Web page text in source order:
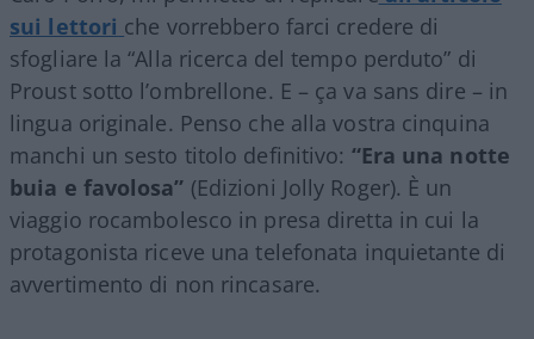
sui lettori che vorrebbero farci credere di
sfogliare la “Alla ricerca del tempo perduto” di
Proust sotto l’ombrellone. E – ça va sans dire – in
lingua originale. Penso che alla vostra cinquina
manchi un sesto titolo definitivo: “Era una notte
buia e favolosa” (Edizioni Jolly Roger). È un
viaggio rocambolesco in presa diretta in cui la
protagonista riceve una telefonata inquietante di
avvertimento di non rincasare.